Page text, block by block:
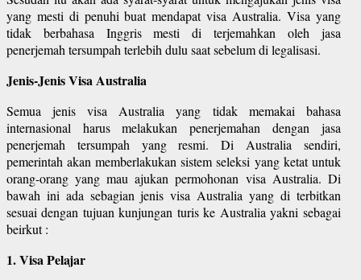
yang mesti di penuhi buat mendapat visa Australia. Visa yang
tidak berbahasa Inggris mesti di terjemahkan oleh jasa
penerjemah tersumpah terlebih dulu saat sebelum di legalisasi.
Jenis-Jenis Visa Australia
Semua jenis visa Australia yang tidak memakai bahasa
internasional harus melakukan penerjemahan dengan jasa
penerjemah tersumpah yang resmi. Di Australia sendiri,
pemerintah akan memberlakukan sistem seleksi yang ketat untuk
orang-orang yang mau ajukan permohonan visa Australia. Di
bawah ini ada sebagian jenis visa Australia yang di terbitkan
sesuai dengan tujuan kunjungan turis ke Australia yakni sebagai
beirkut :
1. Visa Pelajar